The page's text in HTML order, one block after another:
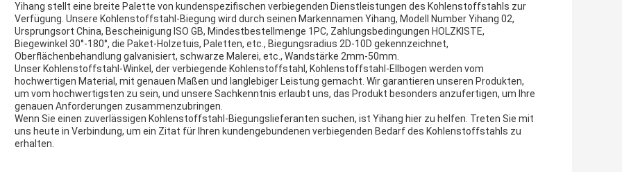
Yihang stellt eine breite Palette von kundenspezifischen verbiegenden Dienstleistungen des Kohlenstoffstahls zur
Verfügung. Unsere Kohlenstoffstahl-Biegung wird durch seinen Markennamen Yihang, Modell Number Yihang 02,
Ursprungsort China, Bescheinigung ISO GB, Mindestbestellmenge 1PC, Zahlungsbedingungen HOLZKISTE,
Biegewinkel 30°-180°, die Paket-Holzetuis, Paletten, etc., Biegungsradius 2D-10D gekennzeichnet,
Oberflächenbehandlung galvanisiert, schwarze Malerei, etc., Wandstärke 2mm-50mm.
Unser Kohlenstoffstahl-Winkel, der verbiegende Kohlenstoffstahl, Kohlenstoffstahl-Ellbogen werden vom
hochwertigen Material, mit genauen Maßen und langlebiger Leistung gemacht. Wir garantieren unseren Produkten,
um vom hochwertigsten zu sein, und unsere Sachkenntnis erlaubt uns, das Produkt besonders anzufertigen, um Ihre
genauen Anforderungen zusammenzubringen.
Wenn Sie einen zuverlässigen Kohlenstoffstahl-Biegungslieferanten suchen, ist Yihang hier zu helfen. Treten Sie mit
uns heute in Verbindung, um ein Zitat für Ihren kundengebundenen verbiegenden Bedarf des Kohlenstoffstahls zu
erhalten.